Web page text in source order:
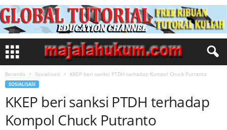
Beranda Sosialisasi KKEP beri sanksi PTDH terhadap Kompol Chuck Putranto
SOSIALISASI
KKEP beri sanksi PTDH terhadap
Kompol Chuck Putranto